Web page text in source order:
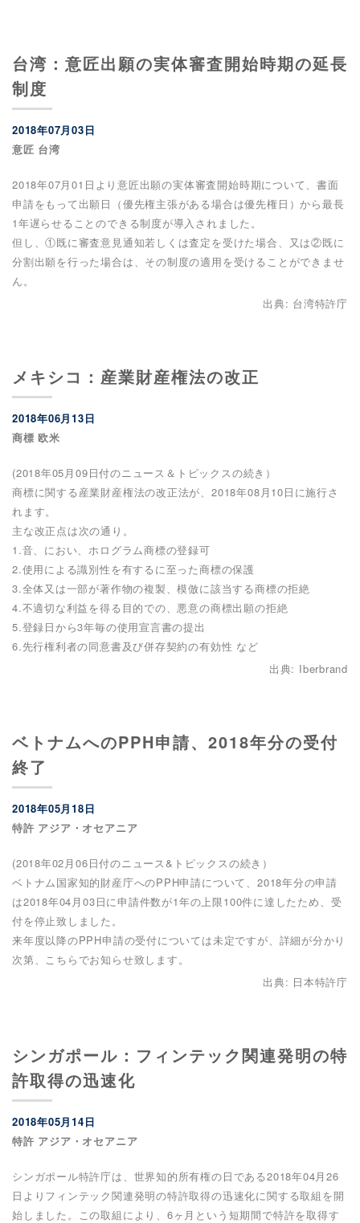
台湾：意匠出願の実体審査開始時期の延長
制度
2018年07月03日
意匠 台湾
2018年07月01日より意匠出願の実体審査開始時期について、書面
申請をもって出願日（優先権主張がある場合は優先権日）から最長
1年遅らせることのできる制度が導入されました。
但し、①既に審査意見通知若しくは査定を受けた場合、又は②既に
分割出願を行った場合は、その制度の適用を受けることができませ
ん。
出典: 台湾特許庁
メキシコ：産業財産権法の改正
2018年06月13日
商標 欧米
(2018年05月09日付のニュース＆トピックスの続き）
商標に関する産業財産権法の改正法が、2018年08月10日に施行さ
れます。
主な改正点は次の通り。
1.音、におい、ホログラム商標の登録可
2.使用による識別性を有するに至った商標の保護
3.全体又は一部が著作物の複製、模倣に該当する商標の拒絶
4.不適切な利益を得る目的での、悪意の商標出願の拒絶
5.登録日から3年毎の使用宣言書の提出
6.先行権利者の同意書及び併存契約の有効性 など
出典: Iberbrand
ベトナムへのPPH申請、2018年分の受付
終了
2018年05月18日
特許 アジア・オセアニア
(2018年02月06日付のニュース&トピックスの続き）
ベトナム国家知的財産庁へのPPH申請について、2018年分の申請
は2018年04月03日に申請件数が1年の上限100件に達したため、受
付を停止致しました。
来年度以降のPPH申請の受付については未定ですが、詳細が分かり
次第、こちらでお知らせ致します。
出典: 日本特許庁
シンガポール：フィンテック関連発明の特
許取得の迅速化
2018年05月14日
特許 アジア・オセアニア
シンガポール特許庁は、世界知的所有権の日である2018年04月26
日よりフィンテック関連発明の特許取得の迅速化に関する取組を開
始しました。この取組により、6ヶ月という短期間で特許を取得す